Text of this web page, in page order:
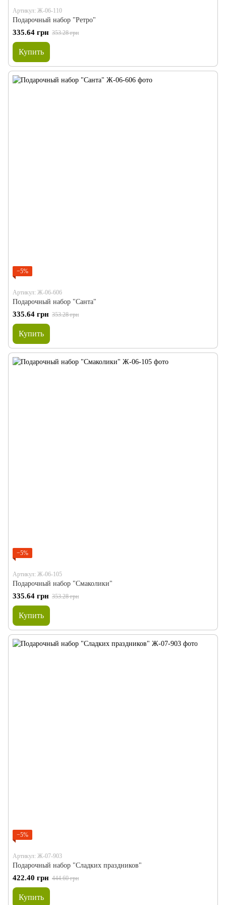
Артикул: Ж-06-110
Подарочный набор "Ретро"
335.64 грн 353.28 грн
Купить
−5%
Артикул: Ж-06-606
Подарочный набор "Санта"
335.64 грн 353.28 грн
Купить
−5%
Артикул: Ж-06-105
Подарочный набор "Смаколики"
335.64 грн 353.28 грн
Купить
−5%
Артикул: Ж-07-903
Подарочный набор "Сладких праздников"
422.40 грн 444.60 грн
Купить